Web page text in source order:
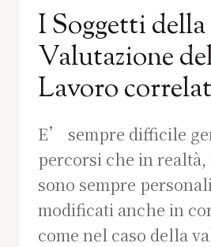
I Soggetti della
Valutazione
Lavoro
E’ sempre difficile
percorsi che in realtà,
sono sempre
modificati anche in
come nel caso della